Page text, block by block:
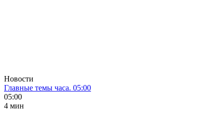
Новости
Главные темы часа. 05:00
05:00
4 мин